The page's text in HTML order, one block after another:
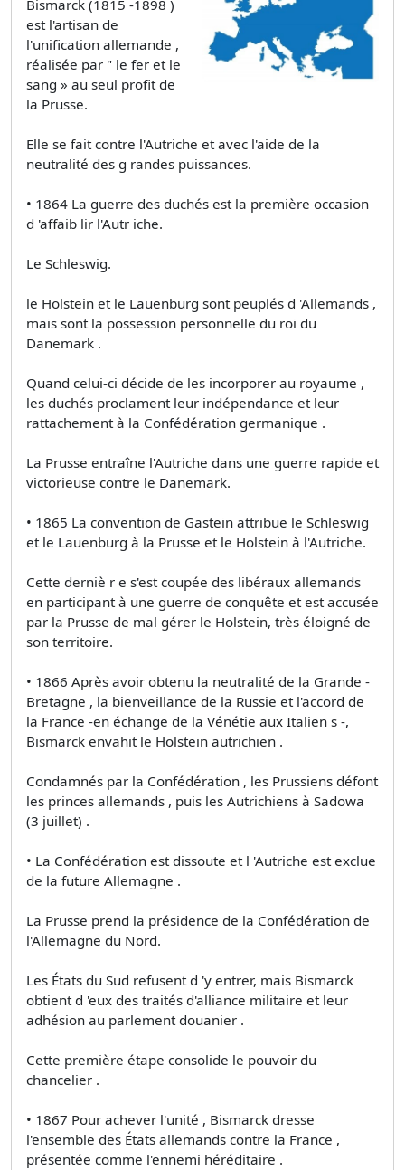
Bismarck (1815 -1898 )
est l'artisan de
l'unification allemande ,
réalisée par " le fer et le
sang » au seul profit de
la Prusse.
Elle se fait contre l'Autriche et avec l'aide de la
neutralité des g randes puissances.
• 1864 La guerre des duchés est la première occasion
d 'affaib lir l'Autr iche.
Le Schleswig.
le Holstein et le Lauenburg sont peuplés d 'Allemands ,
mais sont la possession personnelle du roi du
Danemark .
Quand celui-ci décide de les incorporer au royaume ,
les duchés proclament leur indépendance et leur
rattachement à la Confédération germanique .
La Prusse entraîne l'Autriche dans une guerre rapide et
victorieuse contre le Danemark.
• 1865 La convention de Gastein attribue le Schleswig
et le Lauenburg à la Prusse et le Holstein à l'Autriche.
Cette derniè r e s'est coupée des libéraux allemands
en participant à une guerre de conquête et est accusée
par la Prusse de mal gérer le Holstein, très éloigné de
son territoire.
• 1866 Après avoir obtenu la neutralité de la Grande -
Bretagne , la bienveillance de la Russie et l'accord de
la France -en échange de la Vénétie aux Italien s -,
Bismarck envahit le Holstein autrichien .
Condamnés par la Confédération , les Prussiens défont
les princes allemands , puis les Autrichiens à Sadowa
(3 juillet) .
• La Confédération est dissoute et l 'Autriche est exclue
de la future Allemagne .
La Prusse prend la présidence de la Confédération de
l'Allemagne du Nord.
Les États du Sud refusent d 'y entrer, mais Bismarck
obtient d 'eux des traités d'alliance militaire et leur
adhésion au parlement douanier .
Cette première étape consolide le pouvoir du
chancelier .
• 1867 Pour achever l'unité , Bismarck dresse
l'ensemble des États allemands contre la France ,
présentée comme l'ennemi héréditaire .